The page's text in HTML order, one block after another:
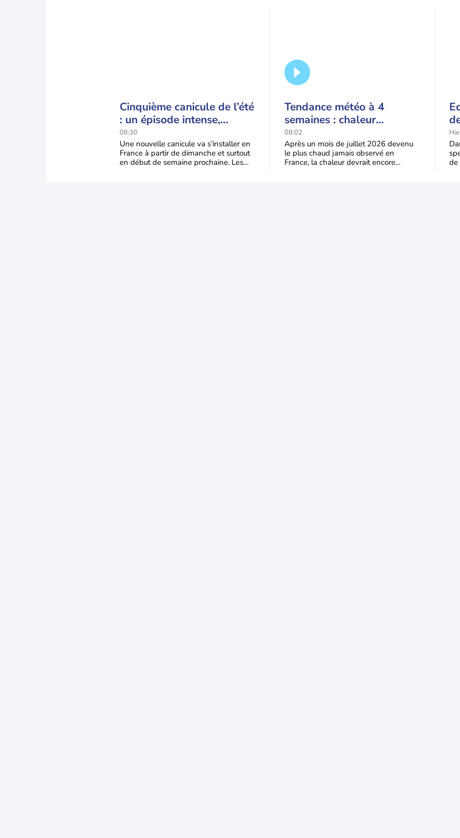
Cinquième canicule de l’été
: un épisode intense,
durable et étendu la
semaine prochaine
08:30
Une nouvelle canicule va s’installer en
France à partir de dimanche et surtout
en début de semaine prochaine. Les
Tendance météo à 4
semaines : chaleur
prédominante jusqu'en
septembre
08:02
Après un mois de juillet 2026 devenu
le plus chaud jamais observé en
France, la chaleur devrait encore
t-
de